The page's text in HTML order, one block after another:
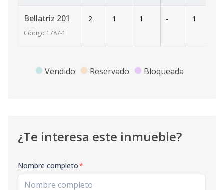
Bellatriz 201
Código 1787-1
2 1 1 - 1
Vendido Reservado Bloqueada
¿Te interesa este inmueble?
Nombre completo*